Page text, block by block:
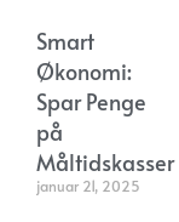
Smart
Økonomi:
Spar Penge
på
Måltidskasser
januar 21, 2025